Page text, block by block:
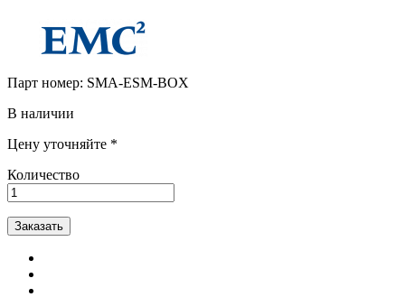
Парт номер: SMA-ESM-BOX
В наличии
Цену уточняйте *
Количество
Заказать